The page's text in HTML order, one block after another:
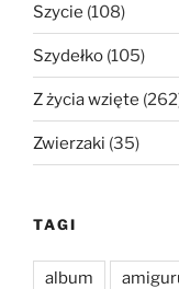
Szycie (108)
Szydełko (105)
Z życia wzięte
Zwierzaki (35)
TAGI
album